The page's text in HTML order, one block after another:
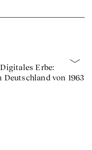
Erbe:
von 1963